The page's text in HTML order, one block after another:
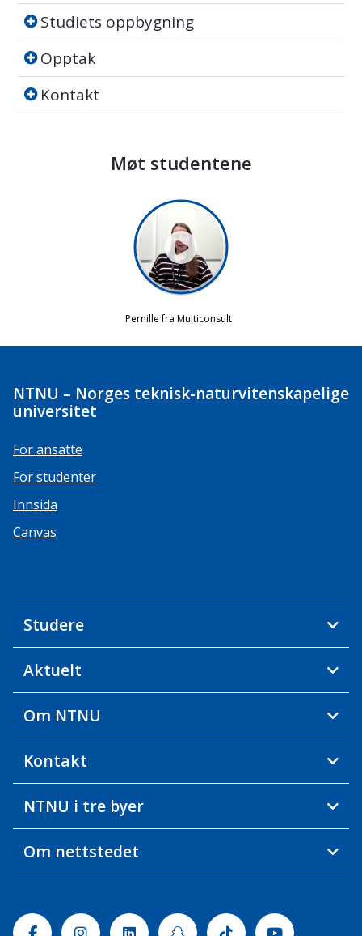
Studiets oppbygning
Studiets oppbygning
Opptak
Opptak
Kontakt
Kontakt
Møt studentene
NTNU – Norges teknisk-naturvitenskapelige
universitet
For ansatte
For studenter
Innsida
Canvas
Studere
Aktuelt
Om NTNU
Kontakt
NTNU i tre byer
Om nettstedet